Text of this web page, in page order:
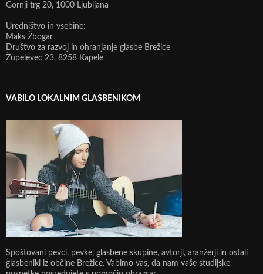
Gornji trg 20, 1000 Ljubljana
Uredništvo in vsebine:
Maks Žbogar
Društvo za razvoj in ohranjanje glasbe Brežice
Župelevec 23, 8258 Kapele
VABILO LOKALNIM GLASBENIKOM
Spoštovani pevci, pevke, glasbene skupine, avtorji, aranžerji in ostali
glasbeniki iz občine Brežice. Vabimo vas, da nam vaše studijske